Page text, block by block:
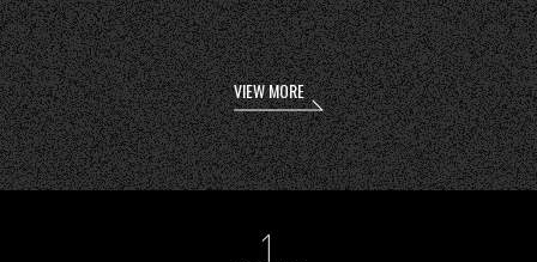
VIEW MORE